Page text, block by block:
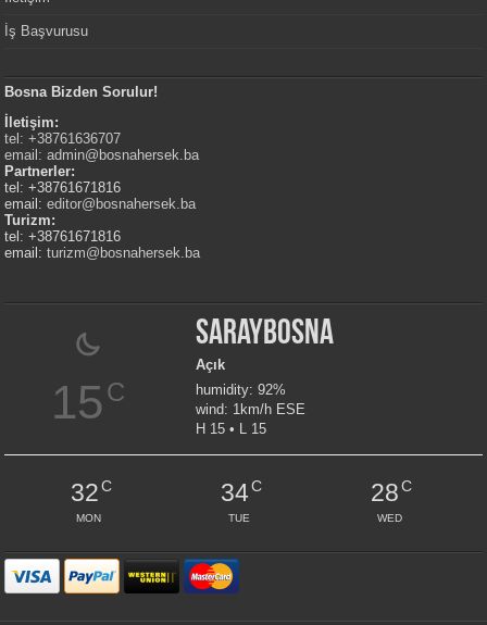
İş Başvurusu
Bosna Bizden Sorulur!
İletişim:
tel: +38761636707
email:admin@bosnahersek.ba
Partnerler:
tel: +38761671816
email:editor@bosnahersek.ba
Turizm:
tel: +38761671816
email:turizm@bosnahersek.ba
15C
Saraybosna
Açık
humidity: 92%
wind: 1km/h ESE
H 15 • L 15
32C
MON
34C
TUE
28C
WED